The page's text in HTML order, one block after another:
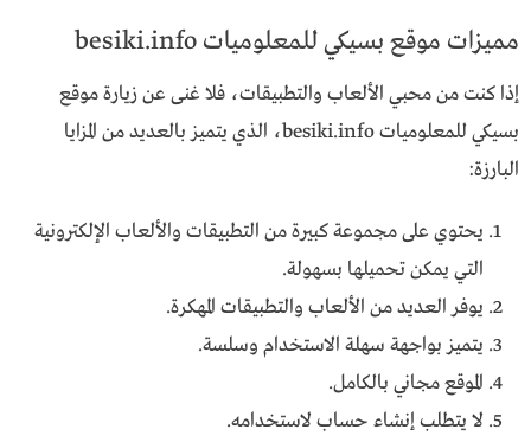
مميزات موقع بسيكي للمعلوميات besiki.info
إذا كنت من محبي الألعاب والتطبيقات، فلا غنى عن زيارة موقع
بسيكي للمعلوميات besiki.info، الذي يتميز بالعديد من المزايا
البارزة:
يحتوي على مجموعة كبيرة من التطبيقات والألعاب الإلكترونية
التي يمكن تحميلها بسهولة.
يوفر العديد من الألعاب والتطبيقات المهكرة.
يتميز بواجهة سهلة الاستخدام وسلسة.
الموقع مجاني بالكامل.
لا يتطلب إنشاء حساب لاستخدامه.